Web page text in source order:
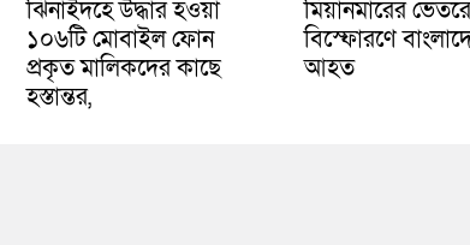
ঝিনাইদহে উদ্ধার হওয়া
১০৬টি মোবাইল ফোন
প্রকৃত মালিকদের কাছে
হস্তান্তর,
মিয়ানমারের
বিস্ফোরণে
আহত